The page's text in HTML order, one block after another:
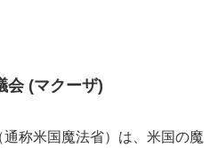
会 (マクーザ)
称米国魔法省）は、米国の魔